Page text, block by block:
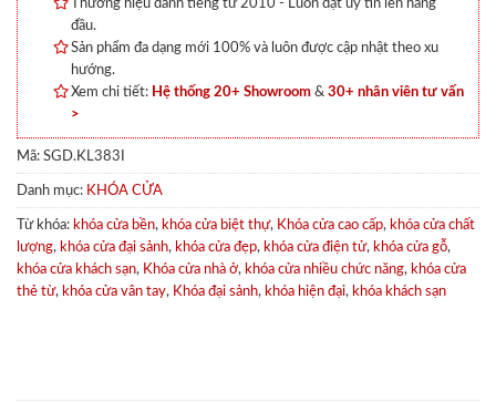
Thương hiệu danh tiếng từ 2010 - Luôn đặt uy tín lên hàng
đầu.
Sản phẩm đa dạng mới 100% và luôn được cập nhật theo xu
hướng.
Xem chi tiết: Hệ thống 20+ Showroom & 30+ nhân viên tư vấn
>
Mã: SGD.KL383I
Danh mục: KHÓA CỬA
Từ khóa: khóa cửa bền, khóa cửa biệt thự, Khóa cửa cao cấp, khóa cửa chất
lượng, khóa cửa đại sảnh, khóa cửa đẹp, khóa cửa điện tử, khóa cửa gỗ,
khóa cửa khách sạn, Khóa cửa nhà ở, khóa cửa nhiều chức năng, khóa cửa
thẻ từ, khóa cửa vân tay, Khóa đại sảnh, khóa hiện đại, khóa khách sạn